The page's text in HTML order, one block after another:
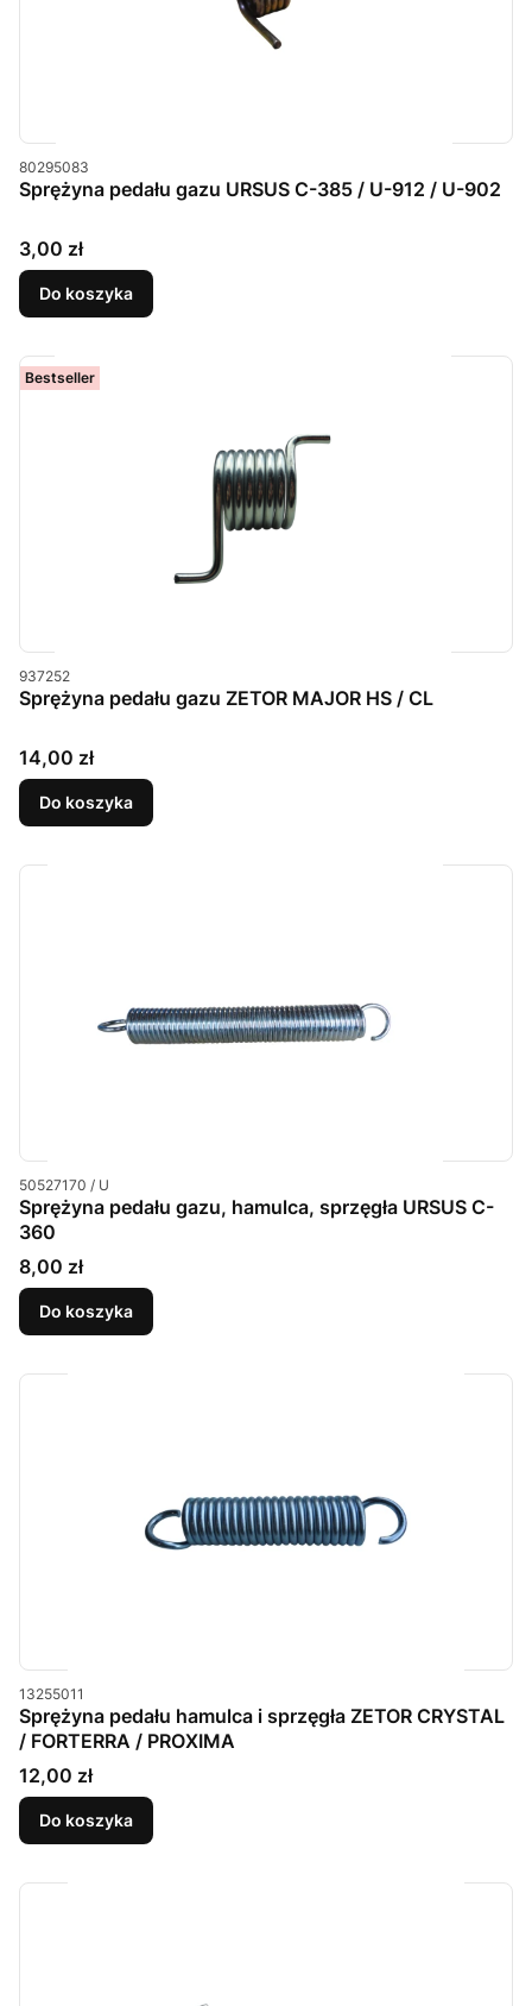
Kod produktu
80295083
Sprężyna pedału gazu URSUS C-385 / U-912 / U-902
Cena
3,00 zł
Do koszyka
Bestseller
Kod produktu
937252
Sprężyna pedału gazu ZETOR MAJOR HS / CL
Cena
14,00 zł
Do koszyka
Kod produktu
50527170 / U
Sprężyna pedału gazu, hamulca, sprzęgła URSUS C-
360
Cena
8,00 zł
Do koszyka
Kod produktu
13255011
Sprężyna pedału hamulca i sprzęgła ZETOR CRYSTAL
/ FORTERRA / PROXIMA
Cena
12,00 zł
Do koszyka